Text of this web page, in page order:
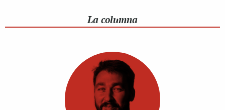
La columna